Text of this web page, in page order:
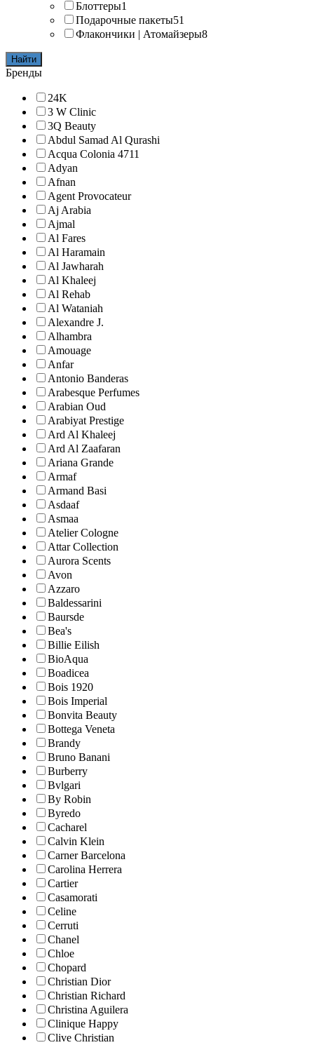
Блоттеры1
Подарочные пакеты51
Флакончики | Атомайзеры8
Найти
Бренды
24K
3 W Clinic
3Q Beauty
Abdul Samad Al Qurashi
Acqua Colonia 4711
Adyan
Afnan
Agent Provocateur
Aj Arabia
Ajmal
Al Fares
Al Haramain
Al Jawharah
Al Khaleej
Al Rehab
Al Wataniah
Alexandre J.
Alhambra
Amouage
Anfar
Antonio Banderas
Arabesque Perfumes
Arabian Oud
Arabiyat Prestige
Ard Al Khaleej
Ard Al Zaafaran
Ariana Grande
Armaf
Armand Basi
Asdaaf
Asmaa
Atelier Cologne
Attar Collection
Aurora Scents
Avon
Azzaro
Baldessarini
Baursde
Bea's
Billie Eilish
BioAqua
Boadicea
Bois 1920
Bois Imperial
Bonvita Beauty
Bottega Veneta
Brandy
Bruno Banani
Burberry
Bvlgari
By Robin
Byredo
Cacharel
Calvin Klein
Carner Barcelona
Carolina Herrera
Cartier
Casamorati
Celine
Cerruti
Chanel
Chloe
Chopard
Christian Dior
Christian Richard
Christina Aguilera
Clinique Happy
Clive Christian